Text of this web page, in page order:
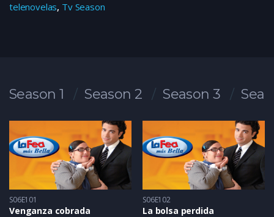
telenovelas, Tv Season
Season 1 Season 2 Season 3
S06E101
Venganza cobrada
S06E102
La bolsa perdida